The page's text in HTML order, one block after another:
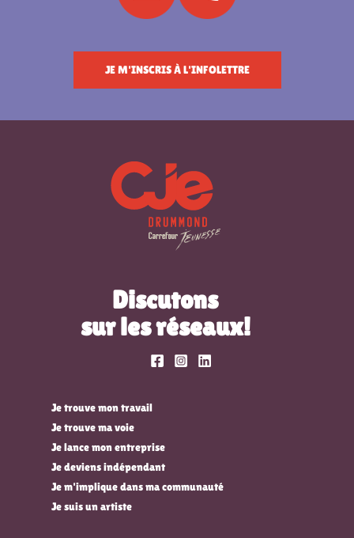
JE M'INSCRIS À L'INFOLETTRE
Discutons
sur les réseaux!
Je trouve mon travail
Je trouve ma voie
Je lance mon entreprise
Je deviens indépendant
Je m'implique dans ma communauté
Je suis un artiste